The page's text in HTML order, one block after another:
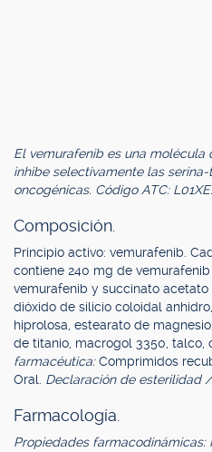
El vemurafenib es una
inhibe selectivamente las serina-
oncogénicas. Código ATC:
Composición.
Principio activo: vemurafenib.
contiene 240 mg de
vemurafenib y succinato acetato
dióxido de silicio coloidal
hiprolosa, estearato de
de titanio, macrogol 3350, talco,
farmacéutica:Comprimidos
Oral. Declaración de esterilidad
Farmacología.
Propiedades farmacodinámicas: